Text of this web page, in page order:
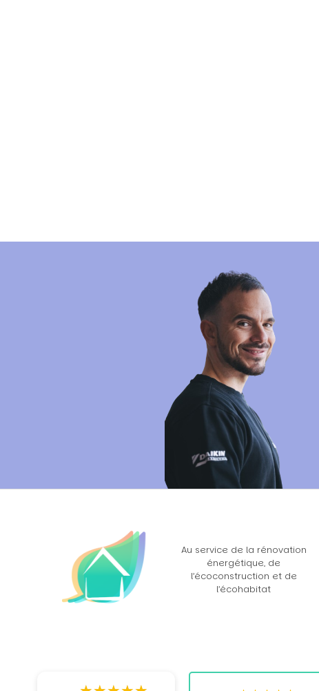
Au service de la rénovation
énergétique, de
l’écoconstruction et de
l’écohabitat